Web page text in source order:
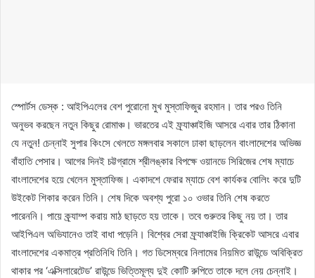
স্পোর্টস ডেস্ক : আইপিএলের বেশ পুরোনো মুখ মুস্তাফিজুর রহমান। তার পরও তিনি
অনুভব করছেন নতুন কিছুর রোমাঞ্চ। ভারতের এই ফ্র্যাঞ্চাইজি আসরে এবার তার ঠিকানা
যে নতুন! চেন্নাই সুপার কিংসে খেলতে মঙ্গলবার সকালে ঢাকা ছাড়লেন বাংলাদেশের অভিজ্ঞ
বাঁহাতি পেসার। আগের দিনই চট্টগ্রামে শ্রীলঙ্কার বিপক্ষে ওয়ানডে সিরিজের শেষ ম্যাচে
বাংলাদেশের হয়ে খেলেন মুস্তাফিজ। একাদশে ফেরার ম্যাচে বেশ কার্যকর বোলিং করে দুটি
উইকেট শিকার করেন তিনি। শেষ দিকে অবশ্য পুরো ১০ ওভার তিনি শেষ করতে
পারেননি। পায়ে ক্র্যাম্প করায় মাঠ ছাড়তে হয় তাকে। তবে গুরুতর কিছু নয় তা। তার
আইপিএল অভিযানেও তাই বাধা পড়েনি। বিশ্বের সেরা ফ্র্যাঞ্চাইজি ক্রিকেট আসরে এবার
বাংলাদেশের একমাত্র প্রতিনিধি তিনি। গত ডিসেম্বরে নিলামের নিয়মিত রাউন্ডে অবিক্রিত
থাকার পর ‘এক্সিলারেটেড’ রাউন্ডে ভিত্তিমূল্য দুই কোটি রুপিতে তাকে দলে নেয় চেন্নাই।